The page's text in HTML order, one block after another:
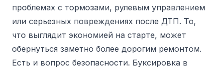
проблемах с тормозами, рулевым управлением
или серьезных повреждениях после ДТП. То,
что выглядит экономией на старте, может
обернуться заметно более дорогим ремонтом.
Есть и вопрос безопасности. Буксировка в